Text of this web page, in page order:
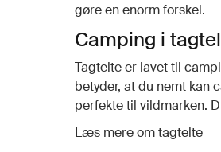
gøre en enorm forskel.
Camping i
Tagtelte er lavet til
betyder, at du nemt kan
perfekte til vildmarken.
Læs mere om tagtelte